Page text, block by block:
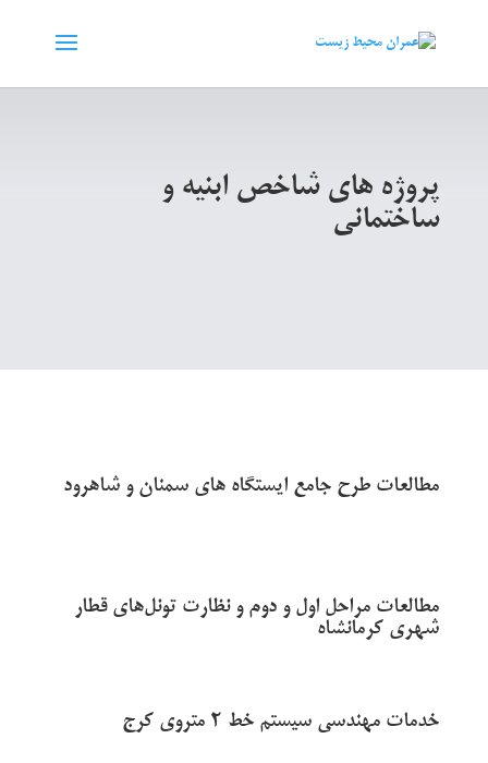
پروژه هاي شاخص ابنیه و
ساختمانی
مطالعات طرح جامع ایستگاه های سمنان و شاهرود
مطالعات مراحل اول و دوم و نظارت تونل‌های قطار
شهری کرمانشاه
خدمات مهندسی سیستم خط 2 متروی کرج